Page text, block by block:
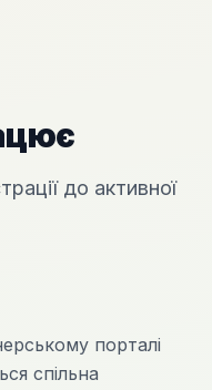
до активної
порталі
спільна